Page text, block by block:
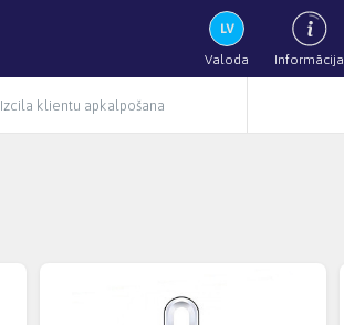
Valoda Informācija
Izcila klientu apkalpošana